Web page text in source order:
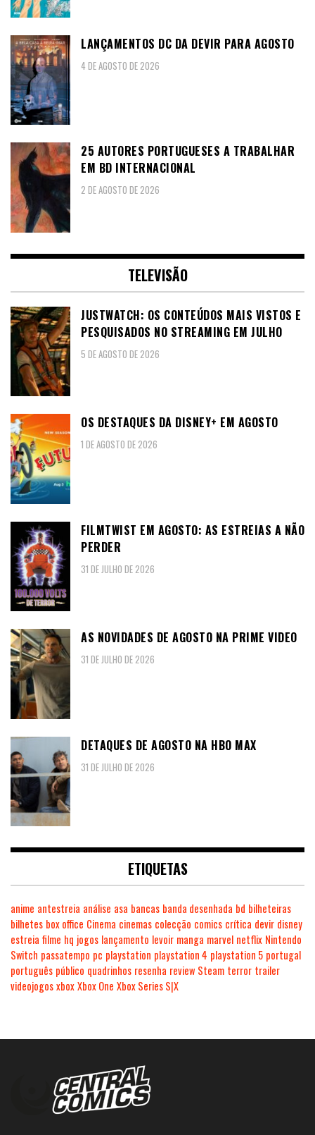
LANÇAMENTOS DC DA DEVIR PARA AGOSTO
4 DE AGOSTO DE 2026
25 AUTORES PORTUGUESES A TRABALHAR
EM BD INTERNACIONAL
2 DE AGOSTO DE 2026
TELEVISÃO
JUSTWATCH: OS CONTEÚDOS MAIS VISTOS E
PESQUISADOS NO STREAMING EM JULHO
5 DE AGOSTO DE 2026
OS DESTAQUES DA DISNEY+ EM AGOSTO
1 DE AGOSTO DE 2026
FILMTWIST EM AGOSTO: AS ESTREIAS A NÃO
PERDER
31 DE JULHO DE 2026
AS NOVIDADES DE AGOSTO NA PRIME VIDEO
31 DE JULHO DE 2026
DETAQUES DE AGOSTO NA HBO MAX
31 DE JULHO DE 2026
ETIQUETAS
anime antestreia análise asa bancas banda desenhada bd bilheteiras
bilhetes box office Cinema cinemas colecção comics crítica devir disney
estreia filme hq jogos lançamento levoir manga marvel netflix Nintendo
Switch passatempo pc playstation playstation 4 playstation 5 portugal
português público quadrinhos resenha review Steam terror trailer
videojogosxboxXbox One Xbox Series S|X